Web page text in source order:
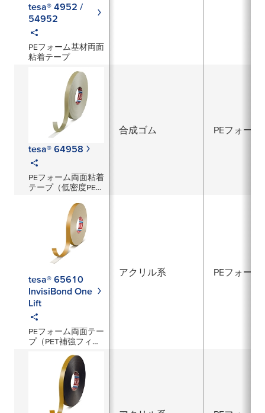
tesa® 4952 /
54952
PEフォーム基材両面
粘着テープ
tesa® 64958
PEフォーム両面粘着
テープ（低密度PEフ
合成ゴム PEフォーム
tesa® 65610
InvisiBond One
Lift
PEフォーム両面テー
プ（PET補強フィル
アクリル系 PEフォーム